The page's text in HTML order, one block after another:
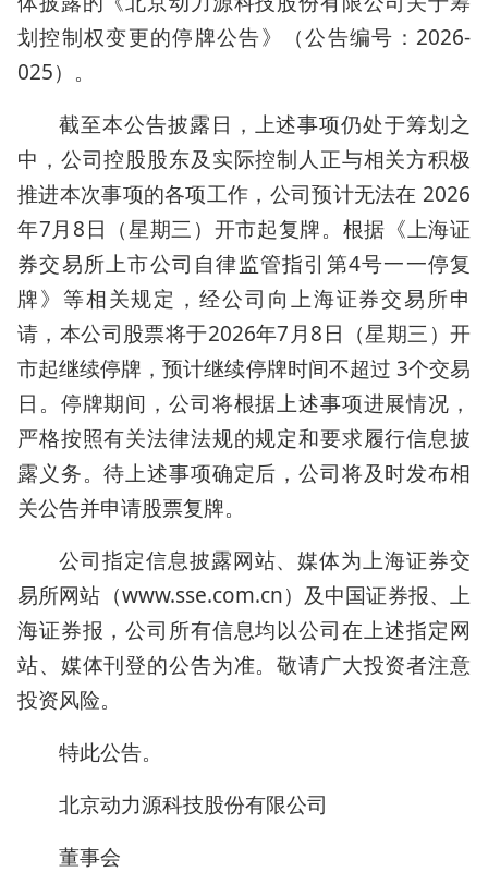
划控制权变更的停牌公告》（公告编号：2026-
025）。
截至本公告披露日，上述事项仍处于筹划之
中，公司控股股东及实际控制人正与相关方积极
推进本次事项的各项工作，公司预计无法在 2026
年7月8日（星期三）开市起复牌。根据《上海证
券交易所上市公司自律监管指引第4号一一停复
牌》等相关规定，经公司向上海证券交易所申
请，本公司股票将于2026年7月8日（星期三）开
市起继续停牌，预计继续停牌时间不超过 3个交易
日。停牌期间，公司将根据上述事项进展情况，
严格按照有关法律法规的规定和要求履行信息披
露义务。待上述事项确定后，公司将及时发布相
关公告并申请股票复牌。
公司指定信息披露网站、媒体为上海证券交
易所网站（www.sse.com.cn）及中国证券报、上
海证券报，公司所有信息均以公司在上述指定网
站、媒体刊登的公告为准。敬请广大投资者注意
投资风险。
特此公告。
北京动力源科技股份有限公司
董事会